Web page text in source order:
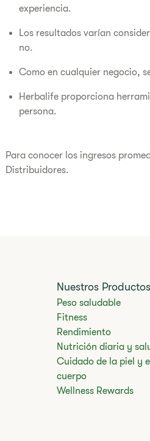
experiencia.
Los resultados varían
no.
Como en cualquier negocio,
Herbalife proporciona
persona.
Para conocer los ingresos
Distribuidores.
Nuestros Productos
Peso saludable
Fitness
Rendimiento
​​​Nutrición diaria y
Cuidado de la piel y el
cuerpo​​
Wellness Rewards